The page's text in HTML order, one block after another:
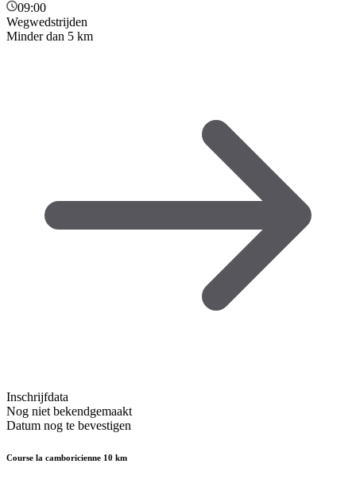
09:00
Wegwedstrijden
Minder dan 5 km
Inschrijfdata
Nog niet bekendgemaakt
Datum nog te bevestigen
Course la camboricienne 10 km